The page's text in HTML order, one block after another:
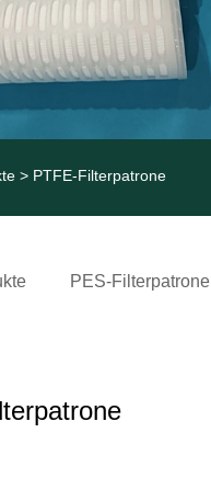
> PTFE-Filterpatrone
PES-Filterpatrone